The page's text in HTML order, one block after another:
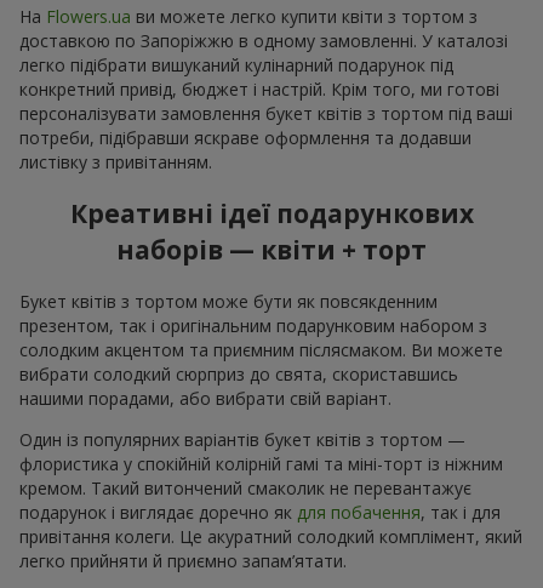
На Flowers.ua ви можете легко купити квіти з тортом з
доставкою по Запоріжжю в одному замовленні. У каталозі
легко підібрати вишуканий кулінарний подарунок під
конкретний привід, бюджет і настрій. Крім того, ми готові
персоналізувати замовлення букет квітів з тортом під ваші
потреби, підібравши яскраве оформлення та додавши
листівку з привітанням.
Креативні ідеї подарункових
наборів — квіти + торт
Букет квітів з тортом може бути як повсякденним
презентом, так і оригінальним подарунковим набором з
солодким акцентом та приємним післясмаком. Ви можете
вибрати солодкий сюрприз до свята, скориставшись
нашими порадами, або вибрати свій варіант.
Один із популярних варіантів букет квітів з тортом —
флористика у спокійній колірній гамі та міні-торт із ніжним
кремом. Такий витончений смаколик не перевантажує
подарунок і виглядає доречно як для побачення, так і для
привітання колеги. Це акуратний солодкий комплімент, який
легко прийняти й приємно запам’ятати.